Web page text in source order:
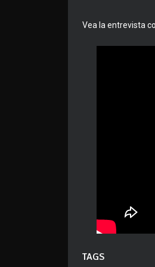
Vea la entrevista
TAGS